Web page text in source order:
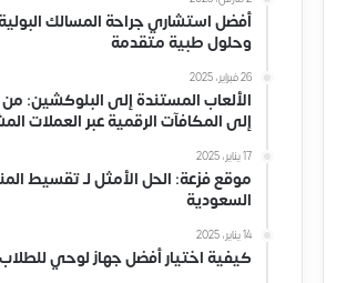
أفضل استشاري جراحة المسالك
وحلول طبية متقدمة
26 فبراير، 2025
الألعاب المستندة إلى البلوكشين: من
إلى المكافآت الرقمية عبر العملات
17 يناير، 2025
موقع فزعة: الحل الأمثل لـ تقسيط
السعودية
14 يناير، 2025
كيفية اختيار أفضل جهاز لوحي للطلاب